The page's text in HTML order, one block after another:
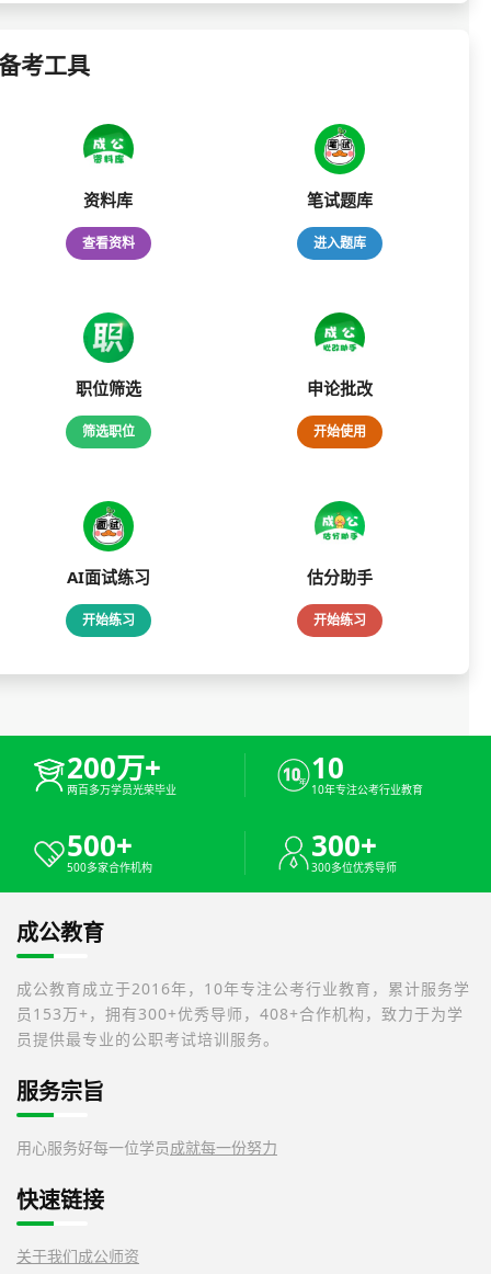
考工具
资料库
查看资料
笔试题库
进入题库
职位筛选
筛选职位
申论批改
开始使用
AI面试练习
开始练习
估分助手
开始练习
200万+
两百多万学员光荣毕业
10
10年专注公考行业教育
500+
500多家合作机构
300+
300多位优秀导师
成公教育
成公教育成立于2016年，10年专注公考行业教育，累计服务学
员153万+，拥有300+优秀导师，408+合作机构，致力于为学
员提供最专业的公职考试培训服务。
服务宗旨
用心服务好每一位学员成就每一份努力
快速链接
关于我们成公师资